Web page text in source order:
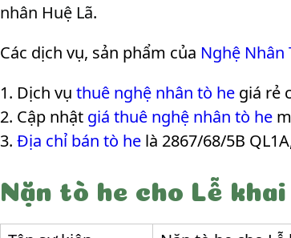
nhân Huệ Lã.
Các dịch vụ, sản phẩm của Nghệ Nhân
Dịch vụ thuê nghệ nhân tò he giá rẻ
Cập nhật giá thuê nghệ nhân tò he
Địa chỉ bán tò he là 2867/68/5B
Nặn tò he cho Lễ